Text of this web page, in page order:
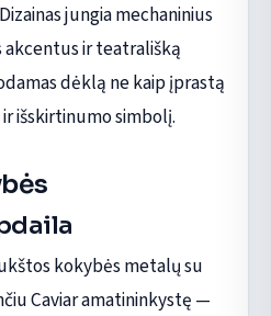
jungia mechaninius
ir teatrališką
dėklą ne kaip įprastą
išskirtinumo simbolį.
kokybės metalų su
Caviar amatininkystę —